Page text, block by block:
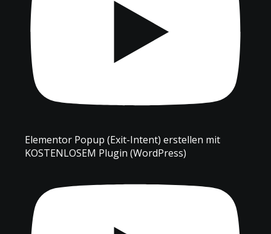
Elementor Popup (Exit-Intent) erstellen mit
KOSTENLOSEM Plugin (WordPress)